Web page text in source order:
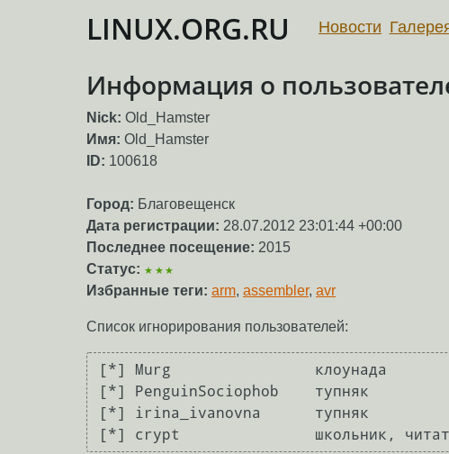
LINUX.ORG.RU Новости
Информация о
Nick: Old_Hamster
Имя: Old_Hamster
ID: 100618
Город: Благовещенск
Дата регистрации: 28.07.2012 23:01:44 +00:00
Последнее посещение: 2015
Статус: ★★★
Избранные теги: arm, assembler, avr
Список игнорирования пользователей:
[*] Murg		клоунада
[*] PenguinSociophob	тупняк
[*] irina_ivanovna	тупняк